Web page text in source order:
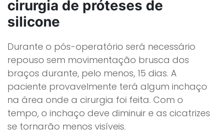
cirurgia de próteses de
silicone
Durante o pós-operatório será necessário
repouso sem movimentação brusca dos
braços durante, pelo menos, 15 dias. A
paciente provavelmente terá algum inchaço
na área onde a cirurgia foi feita. Com o
tempo, o inchaço deve diminuir e as cicatrizes
se tornarão menos visíveis.